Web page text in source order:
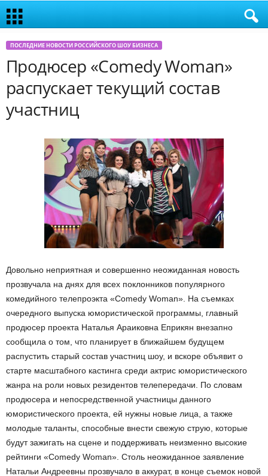
ПОСЛЕДНИЕ НОВОСТИ РОССИЙСКОГО ШОУ БИЗНЕСА
Продюсер «Comedy Woman»
распускает текущий состав
участниц
Довольно неприятная и совершенно неожиданная новость
прозвучала на днях для всех поклонников популярного
комедийного телепроэкта «Comedy Woman». На съемках
очередного выпуска юмористической программы, главный
продюсер проекта Наталья Араиковна Еприкян внезапно
сообщила о том, что планирует в ближайшем будущем
распустить старый состав участниц шоу, и вскоре объявит о
старте масштабного кастинга среди актрис юмористического
жанра на роли новых резидентов телепередачи. По словам
продюсера и непосредственной участницы данного
юмористического проекта, ей нужны новые лица, а также
молодые таланты, способные внести свежую струю, которые
будут зажигать на сцене и поддерживать неизменно высокие
рейтинги «Comedy Woman». Столь неожиданное заявление
Натальи Андреевны прозвучало в аккурат, в конце съемок новой